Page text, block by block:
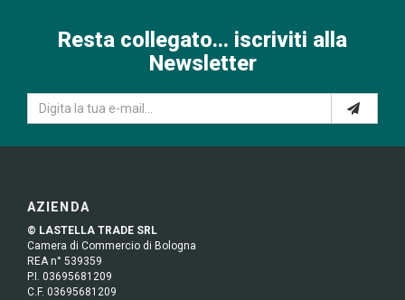
Resta collegato... iscriviti alla
Newsletter
AZIENDA
© LASTELLA TRADE SRL
Camera di Commercio di Bologna
REA n° 539359
P.I. 03695681209
C.F. 03695681209